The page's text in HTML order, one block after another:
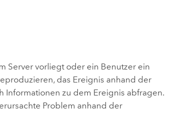
Server vorliegt oder ein Benutzer ein
das Ereignis anhand der
Informationen zu dem Ereignis abfragen.
Problem anhand der